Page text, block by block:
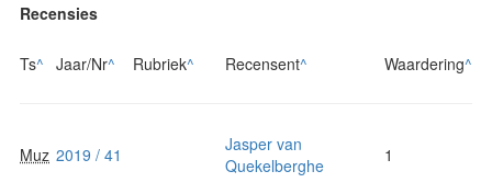
Recensies
Ts^ Jaar/Nr^ Rubriek^ Recensent^ Waardering^
Muz 2019 / 41
Jasper van
Quekelberghe
1